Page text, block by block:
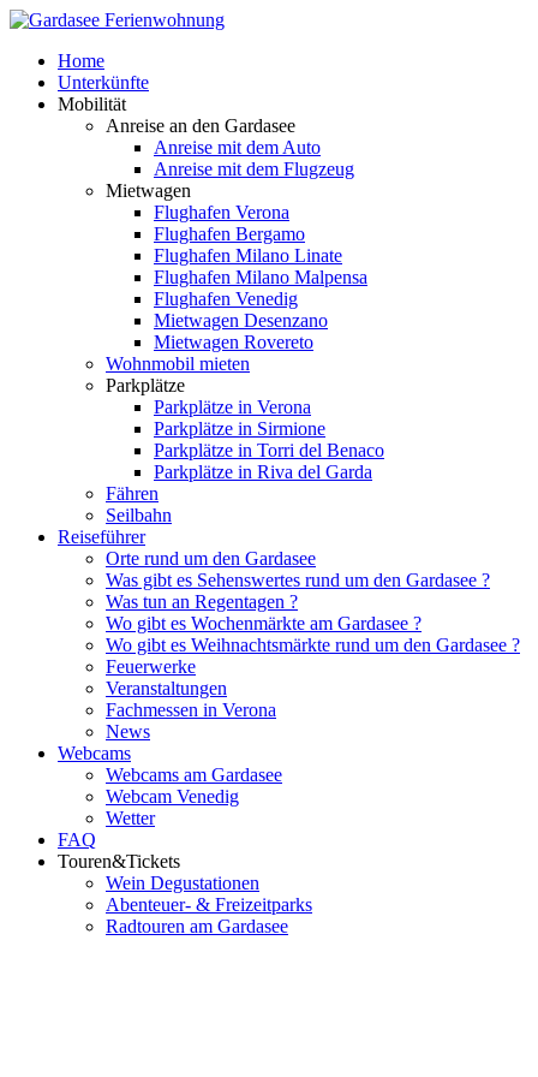
Home
Unterkünfte
Mobilität
Anreise an den Gardasee
Anreise mit dem Auto
Anreise mit dem Flugzeug
Mietwagen
Flughafen Verona
Flughafen Bergamo
Flughafen Milano Linate
Flughafen Milano Malpensa
Flughafen Venedig
Mietwagen Desenzano
Mietwagen Rovereto
Wohnmobil mieten
Parkplätze
Parkplätze in Verona
Parkplätze in Sirmione
Parkplätze in Torri del Benaco
Parkplätze in Riva del Garda
Fähren
Seilbahn
Reiseführer
Orte rund um den Gardasee
Was gibt es Sehenswertes rund um den Gardasee ?
Was tun an Regentagen ?
Wo gibt es Wochenmärkte am Gardasee ?
Wo gibt es Weihnachtsmärkte rund um den Gardasee ?
Feuerwerke
Veranstaltungen
Fachmessen in Verona
News
Webcams
Webcams am Gardasee
Webcam Venedig
Wetter
FAQ
Touren&Tickets
Wein Degustationen
Abenteuer- & Freizeitparks
Radtouren am Gardasee